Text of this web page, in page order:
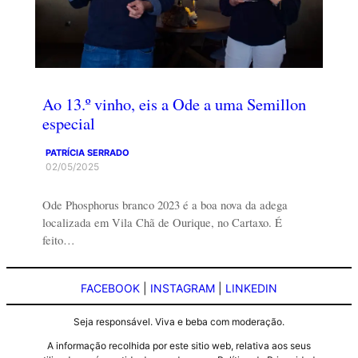
Ao 13.º vinho, eis a Ode a uma Semillon
especial
PATRÍCIA SERRADO
02/05/2025
Ode Phosphorus branco 2023 é a boa nova da adega
localizada em Vila Chã de Ourique, no Cartaxo. É
feito…
FACEBOOK INSTAGRAM LINKEDIN
Seja responsável. Viva e beba com moderação.
A informação recolhida por este sitio web, relativa aos seus